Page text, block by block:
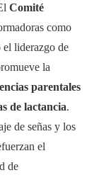
Comité
como
el liderazgo de
la
parentales
de lactancia.
de señas y los
el
de